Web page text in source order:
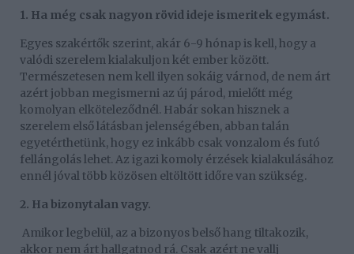
1. Ha még csak nagyon rövid ideje ismeritek egymást.
Egyes szakértők szerint, akár 6-9 hónap is kell, hogy a
valódi szerelem kialakuljon két ember között.
Természetesen nem kell ilyen sokáig várnod, de nem árt
azért jobban megismerni az új párod, mielőtt még
komolyan elköteleződnél. Habár sokan hisznek a
szerelem első látásban jelenségében, abban talán
egyetérthetünk, hogy ez inkább csak vonzalom és futó
fellángolás lehet. Az igazi komoly érzések kialakulásához
ennél jóval több közösen eltöltött időre van szükség.
2. Ha bizonytalan vagy.
Amikor legbelül, az a bizonyos belső hang tiltakozik,
akkor nem árt hallgatnod rá. Csak azért ne vallj